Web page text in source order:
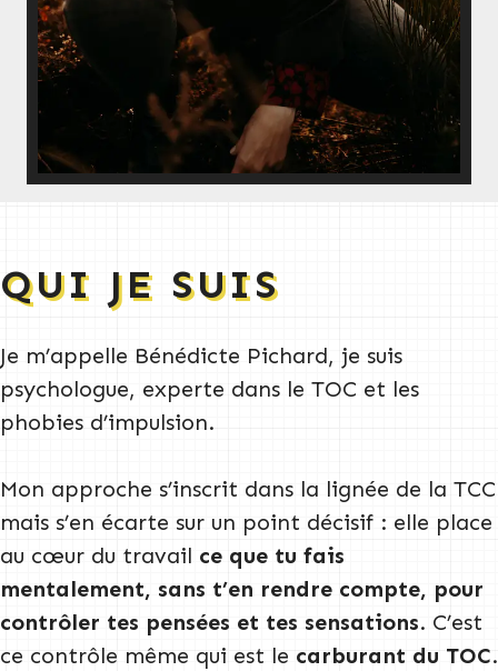
QUI JE SUIS
Je m’appelle Bénédicte Pichard, je suis
psychologue, experte dans le TOC et les
phobies d’impulsion.
Mon approche s’inscrit dans la lignée de la TCC
mais s’en écarte sur un point décisif : elle place
au cœur du travail ce que tu fais
mentalement, sans t’en rendre compte, pour
contrôler tes pensées et tes sensations. C’est
ce contrôle même qui est le carburant du TOC.